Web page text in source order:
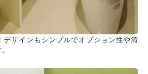
デザインもシンプルでオプション性や清